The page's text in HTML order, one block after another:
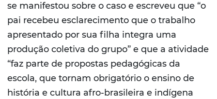
se manifestou sobre o caso e escreveu que “o
pai recebeu esclarecimento que o trabalho
apresentado por sua filha integra uma
produção coletiva do grupo” e que a atividade
“faz parte de propostas pedagógicas da
escola, que tornam obrigatório o ensino de
história e cultura afro-brasileira e indígena